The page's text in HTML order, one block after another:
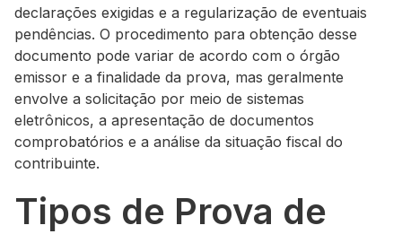
declarações exigidas e a regularização de eventuais
pendências. O procedimento para obtenção desse
documento pode variar de acordo com o órgão
emissor e a finalidade da prova, mas geralmente
envolve a solicitação por meio de sistemas
eletrônicos, a apresentação de documentos
comprobatórios e a análise da situação fiscal do
contribuinte.
Tipos de Prova de